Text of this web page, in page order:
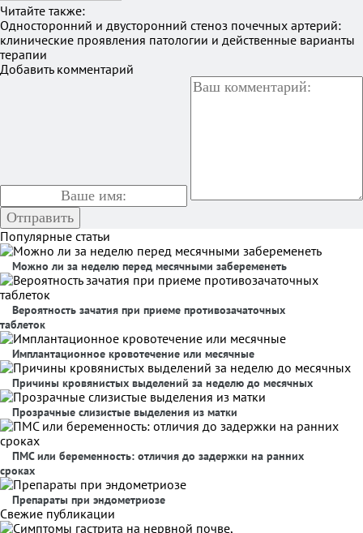
Читайте также:
Односторонний и двусторонний стеноз почечных артерий:
клинические проявления патологии и действенные варианты
терапии
Добавить комментарий
Популярные статьи
Можно ли за неделю перед месячными забеременеть
Вероятность зачатия при приеме противозачаточных
таблеток
Имплантационное кровотечение или месячные
Причины кровянистых выделений за неделю до месячных
Прозрачные слизистые выделения из матки
ПМС или беременность: отличия до задержки на ранних
сроках
Препараты при эндометриозе
Свежие публикации